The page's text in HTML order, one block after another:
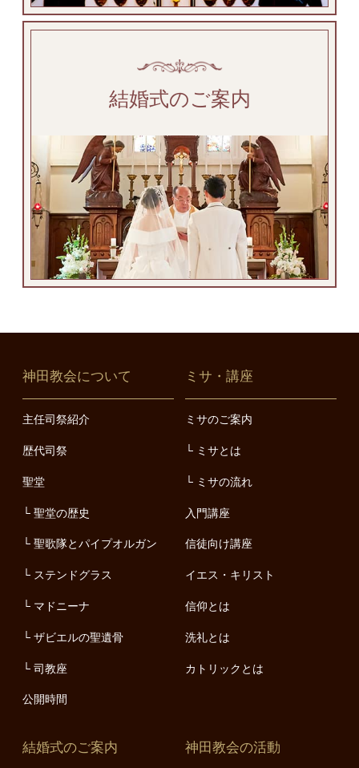
結婚式のご案内
神田教会について
主任司祭紹介
歴代司祭
聖堂
聖堂の歴史
聖歌隊とパイプオルガン
ステンドグラス
マドニーナ
ザビエルの聖遺骨
司教座
公開時間
ミサ・講座
ミサのご案内
ミサとは
ミサの流れ
入門講座
信徒向け講座
イエス・キリスト
信仰とは
洗礼とは
カトリックとは
結婚式のご案内 神田教会の活動